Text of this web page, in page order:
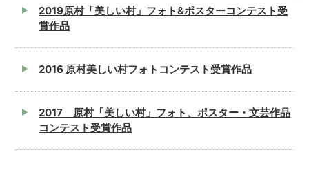
2019原村「美しい村」フォト&ポスターコンテスト受
賞作品
2016 原村美しい村フォトコンテスト受賞作品
2017 原村「美しい村」フォト、ポスター・文芸作品
コンテスト受賞作品